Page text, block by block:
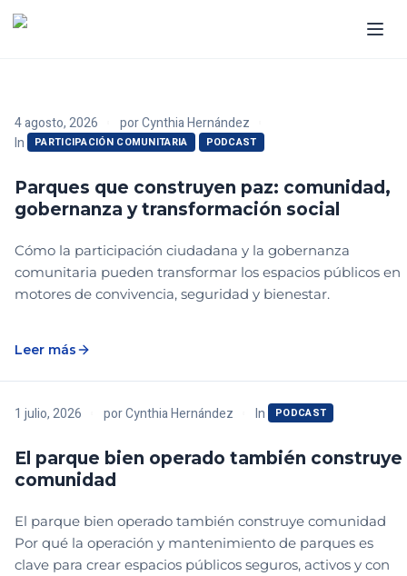
4 agosto, 2026 porCynthia Hernández
In
PARTICIPACIÓN COMUNITARIA PODCAST
Parques que construyen paz: comunidad,
gobernanza y transformación social
Cómo la participación ciudadana y la gobernanza
comunitaria pueden transformar los espacios públicos en
motores de convivencia, seguridad y bienestar.
Leer más
1 julio, 2026 porCynthia Hernández In PODCAST
El parque bien operado también construye
comunidad
El parque bien operado también construye comunidad
Por qué la operación y mantenimiento de parques es
clave para crear espacios públicos seguros, activos y con